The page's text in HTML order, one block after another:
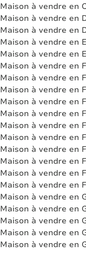
Maison à vendre en
Maison à vendre en
Maison à vendre en
Maison à vendre en
Maison à vendre en
Maison à vendre en
Maison à vendre en
Maison à vendre en
Maison à vendre en
Maison à vendre en
Maison à vendre en
Maison à vendre en
Maison à vendre en
Maison à vendre en
Maison à vendre en
Maison à vendre en
Maison à vendre en
Maison à vendre en
Maison à vendre en
Maison à vendre en
Maison à vendre en